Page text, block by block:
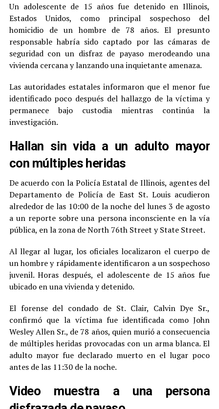
Un adolescente de 15 años fue detenido en Illinois,
Estados Unidos, como principal sospechoso del
homicidio de un hombre de 78 años. El presunto
responsable habría sido captado por las cámaras de
seguridad con un disfraz de payaso merodeando una
vivienda cercana y lanzando una inquietante amenaza.
Las autoridades estatales informaron que el menor fue
identificado poco después del hallazgo de la víctima y
permanece bajo custodia mientras continúa la
investigación.
Hallan sin vida a un adulto mayor
con múltiples heridas
De acuerdo con la Policía Estatal de Illinois, agentes del
Departamento de Policía de East St. Louis acudieron
alrededor de las 10:00 de la noche del lunes 3 de agosto
a un reporte sobre una persona inconsciente en la vía
pública, en la zona de North 76th Street y State Street.
Al llegar al lugar, los oficiales localizaron el cuerpo de
un hombre y rápidamente identificaron a un sospechoso
juvenil. Horas después, el adolescente de 15 años fue
ubicado en una vivienda y detenido.
El forense del condado de St. Clair, Calvin Dye Sr.,
confirmó que la víctima fue identificada como John
Wesley Allen Sr., de 78 años, quien murió a consecuencia
de múltiples heridas provocadas con un arma blanca. El
adulto mayor fue declarado muerto en el lugar poco
antes de las 11:30 de la noche.
Video muestra a una persona